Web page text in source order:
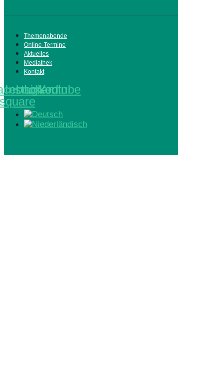
Themenabende
Online-Termine
Aktuelles
Mediathek
Kontakt
square
Instagram
Linkedin
Youtube